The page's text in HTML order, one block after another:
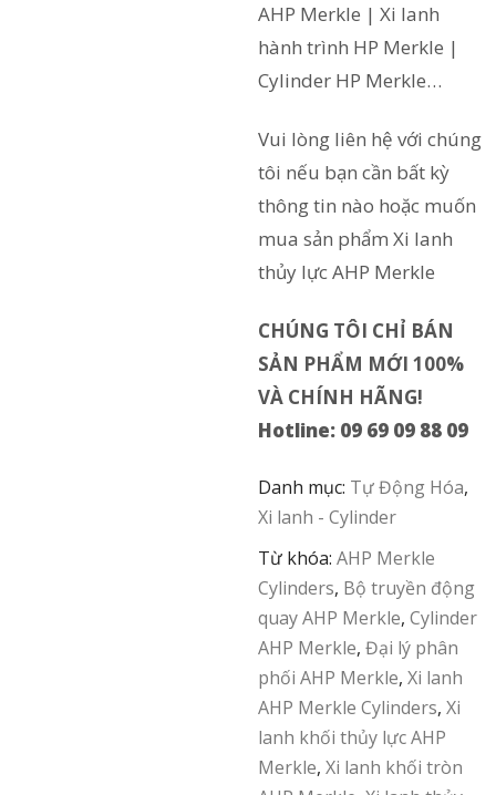
AHP Merkle | Xi lanh
hành trình HP Merkle |
Cylinder HP Merkle…
Vui lòng liên hệ với chúng
tôi nếu bạn cần bất kỳ
thông tin nào hoặc muốn
mua sản phẩm Xi lanh
thủy lực AHP Merkle
CHÚNG TÔI CHỈ BÁN
SẢN PHẨM MỚI 100%
VÀ CHÍNH HÃNG!
Hotline: 09 69 09 88 09
Danh mục: Tự Động Hóa,
Xi lanh - Cylinder
Từ khóa: AHP Merkle
Cylinders, Bộ truyền động
quay AHP Merkle, Cylinder
AHP Merkle, Đại lý phân
phối AHP Merkle, Xi lanh
AHP Merkle Cylinders, Xi
lanh khối thủy lực AHP
Merkle, Xi lanh khối tròn